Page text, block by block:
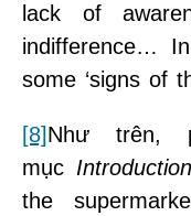
lack of
indifference…
some ‘signs of
[8]Như trên,
mục Introduction
the